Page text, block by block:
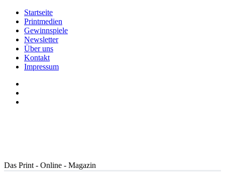
Startseite
Printmedien
Gewinnspiele
Newsletter
Über uns
Kontakt
Impressum
Das Print - Online - Magazin